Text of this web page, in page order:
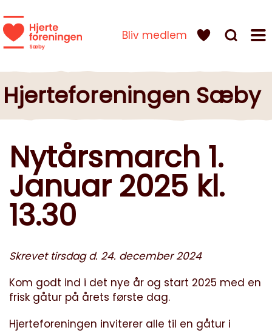
Bliv medlem
Hjerteforeningen Sæby
Nytårsmarch 1.
Januar 2025 kl.
13.30
Skrevet tirsdag d. 24. december 2024
Kom godt ind i det nye år og start 2025 med en
frisk gåtur på årets første dag.
Hjerteforeningen inviterer alle til en gåtur i